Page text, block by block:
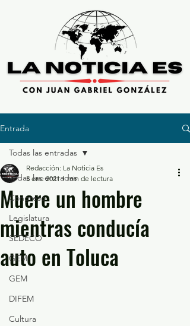
Entrada
Todas las entradas
Congreso
Legislatura
SEDECO
GEM
GEM
DIFEM
Cultura
Todas las entradas
Muere un hombre
mientras conducía
auto en Toluca
Redacción: La Noticia Es
5 ene 2021 1 min de lectura